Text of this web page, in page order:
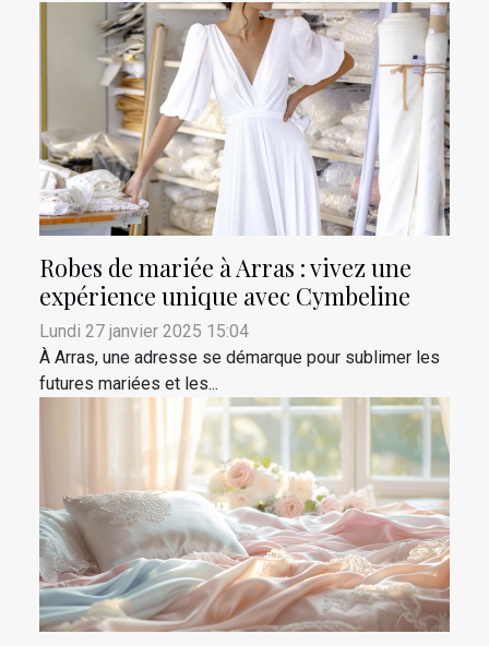
Robes de mariée à Arras : vivez une
expérience unique avec Cymbeline
Lundi 27 janvier 2025 15:04
À Arras, une adresse se démarque pour sublimer les
futures mariées et les...